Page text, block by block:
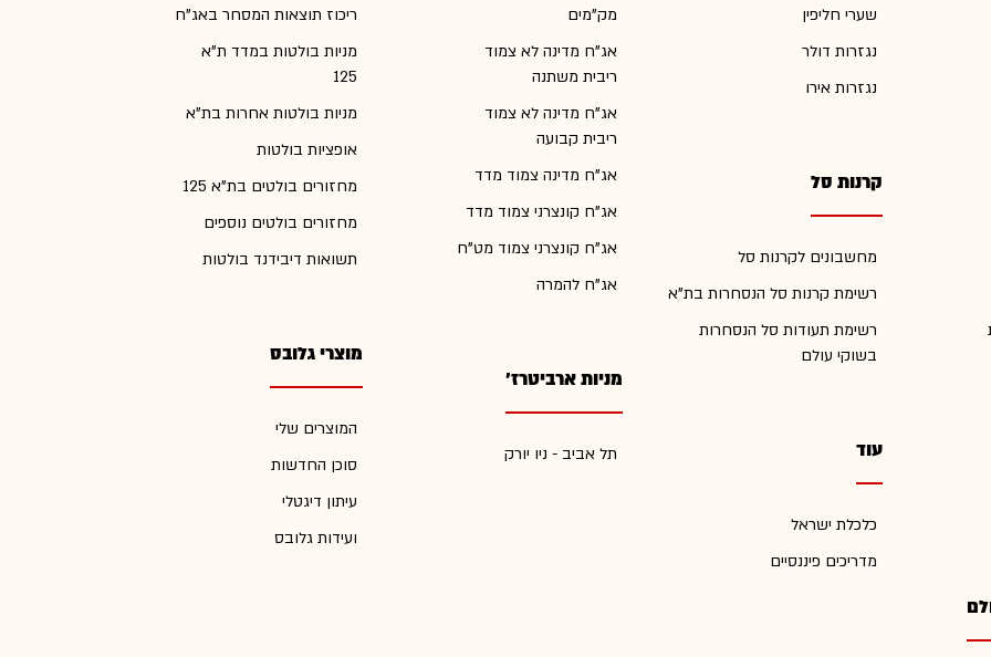
שערי חליפין
נגזרות דולר
נגזרות אירו
קרנות סל
מחשבונים לקרנות סל
רשימת קרנות סל הנסחרות בת"א
רשימת תעודות סל הנסחרות
בשוקי עולם
עוד
כלכלת ישראל
מדריכים פיננסיים
מק"מים
אג"ח מדינה לא צמוד
ריבית משתנה
אג"ח מדינה לא צמוד
ריבית קבועה
אג"ח מדינה צמוד מדד
אג"ח קונצרני צמוד מדד
אג"ח קונצרני צמוד מט"ח
אג"ח להמרה
מניות ארביטרז'
תל אביב - ניו יורק
ריכוז תוצאות המסחר באג"ח
מניות בולטות במדד ת"א
125
מניות בולטות אחרות בת"א
אופציות בולטות
מחזורים בולטים בת"א 125
מחזורים בולטים נוספים
תשואות דיבידנד בולטות
מוצרי גלובס
המוצרים שלי
סוכן החדשות
עיתון דיגטלי
ועידות גלובס